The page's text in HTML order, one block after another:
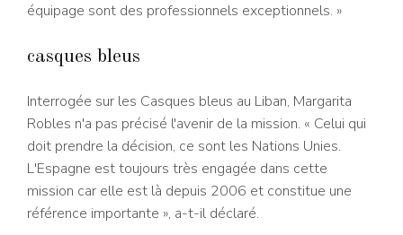
équipage sont des professionnels exceptionnels. »
casques bleus
Interrogée sur les Casques bleus au Liban, Margarita
Robles n'a pas précisé l'avenir de la mission. « Celui qui
doit prendre la décision, ce sont les Nations Unies.
L'Espagne est toujours très engagée dans cette
mission car elle est là depuis 2006 et constitue une
référence importante », a-t-il déclaré.